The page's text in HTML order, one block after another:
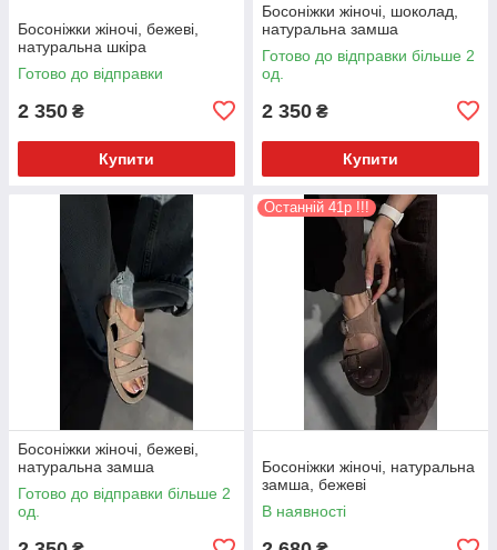
Босоніжки жіночі, бежеві,
натуральна шкіра
Готово до відправки
2 350 ₴
Купити
Босоніжки жіночі, шоколад,
натуральна замша
Готово до відправки більше 2
од.
2 350 ₴
Купити
Босоніжки жіночі, бежеві,
натуральна замша
Готово до відправки більше 2
од.
Останній 41р !!!
Босоніжки жіночі, натуральна
замша, бежеві
В наявності